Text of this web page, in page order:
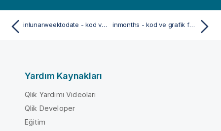
inlunarweektodate - kod ve grafik fonksiyonu inmonths - kod ve grafik fonksiyonu
Yardım Kaynakları
Qlik Yardımı Videoları
Qlik Developer
Eğitim